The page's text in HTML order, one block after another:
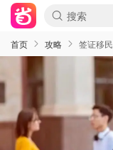
首页 攻略 签证移民